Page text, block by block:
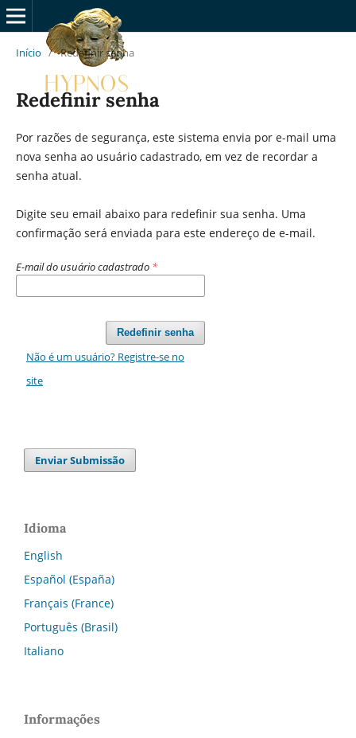
Início / Redefinir senha
Redefinir senha
Por razões de segurança, este sistema envia por e-mail uma
nova senha ao usuário cadastrado, em vez de recordar a
senha atual.
Digite seu email abaixo para redefinir sua senha. Uma
confirmação será enviada para este endereço de e-mail.
E-mail do usuário cadastrado *
Redefinir senha
Não é um usuário? Registre-se no
site
Enviar Submissão
Idioma
English
Español (España)
Français (France)
Português (Brasil)
Italiano
Informações